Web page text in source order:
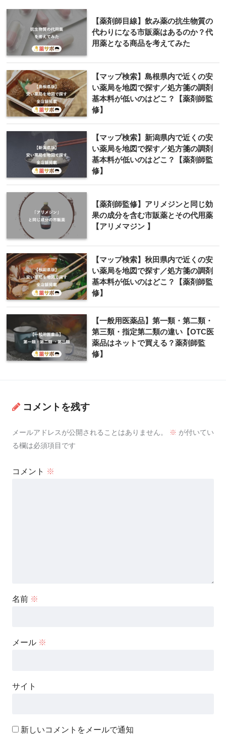
【薬剤師目線】飲み薬の抗生物質の
代わりになる市販薬はあるのか？代
用薬となる商品を考えてみた
【マップ検索】島根県内で近くの安
い薬局を地図で探す／処方箋の調剤
基本料が低いのはどこ？【薬剤師監
修】
【マップ検索】新潟県内で近くの安
い薬局を地図で探す／処方箋の調剤
基本料が低いのはどこ？【薬剤師監
修】
【薬剤師監修】アリメジンと同じ効
果の成分を含む市販薬とその代用薬
【アリメマジン 】
【マップ検索】秋田県内で近くの安
い薬局を地図で探す／処方箋の調剤
基本料が低いのはどこ？【薬剤師監
修】
【一般用医薬品】第一類・第二類・
第三類・指定第二類の違い【OTC医
薬品はネットで買える？薬剤師監
修】
コメントを残す
メールアドレスが公開されることはありません。 ※ が付いてい
る欄は必須項目です
コメント ※
名前 ※
メール ※
サイト
新しいコメントをメールで通知